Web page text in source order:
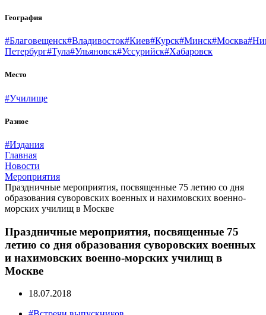
География
#Благовещенск#Владивосток#Киев#Курск#Минск#Москва
Петербург#Тула#Ульяновск#Уссурийск#Хабаровск
Место
#Училище
Разное
#Издания
Главная
Новости
Мероприятия
Праздничные мероприятия, посвященные 75 летию со дня
образования суворовских военных и нахимовских военно-
морских училищ в Москве
Праздничные мероприятия, посвященные 75
летию со дня образования суворовских военных
и нахимовских военно-морских училищ в
Москве
18.07.2018